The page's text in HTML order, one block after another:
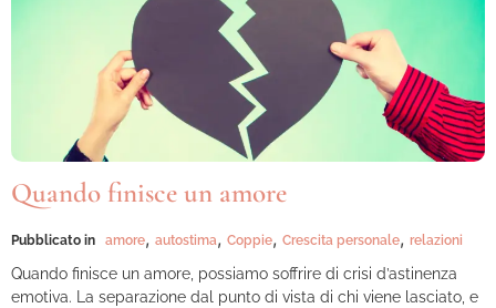
Quando finisce un amore
Pubblicato in amore, autostima, Coppie, Crescita personale, relazioni
Quando finisce un amore, possiamo soffrire di crisi d’astinenza
emotiva. La separazione dal punto di vista di chi viene lasciato, e